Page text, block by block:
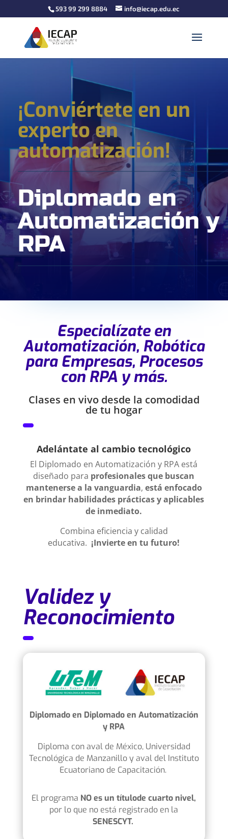
593 99 299 8884 info@iecap.edu.ec
¡Conviértete en un
experto en
automatización!
Diplomado en
Automatización y
RPA
Especialízate en
Automatización, Robótica
para Empresas, Procesos
con RPA y más.
Clases en vivo desde la comodidad
de tu hogar
Adelántate al cambio tecnológico
El Diplomado en Automatización y RPA está
diseñado para profesionales que buscan
mantenerse a la vanguardia, está enfocado
en brindar habilidades prácticas y aplicables
de inmediato.
Combina eficiencia y calidad
educativa. ¡Invierte en tu futuro!
Validez y
Reconocimiento
Diplomado en Diplomado en Automatización
y RPA
Diploma con aval de México, Universidad
Tecnológica de Manzanilloy aval del Instituto
Ecuatoriano de Capacitación.
El programa NO es un títulode cuarto nivel,
por lo que no está registrado en la
SENESCYT.